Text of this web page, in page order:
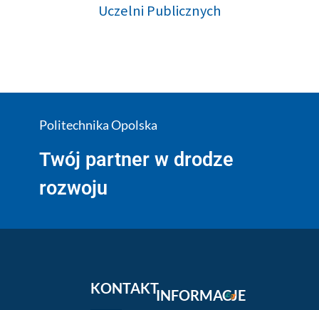
Uczelni Publicznych
Politechnika Opolska
Twój partner w drodze
rozwoju
KONTAKTINFORMACJE